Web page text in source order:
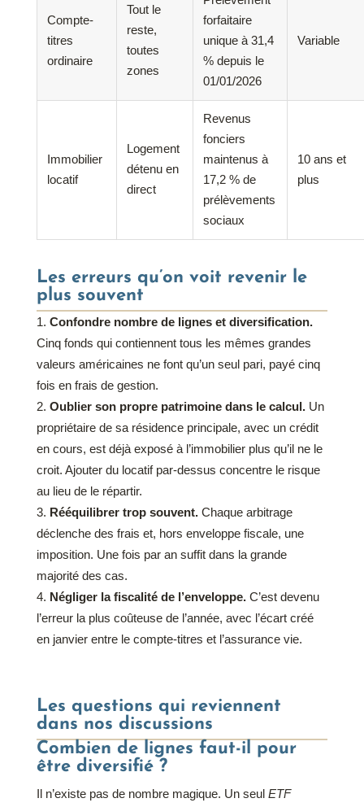
Compte-
titres
ordinaire
Tout le
reste,
toutes
zones
forfaitaire
unique à 31,4
% depuis le
01/01/2026
Variable
Immobilier
locatif
Logement
détenu en
direct
Revenus
fonciers
maintenus à
17,2 % de
prélèvements
sociaux
10 ans et
plus
Les erreurs qu’on voit revenir le
plus souvent
Confondre nombre de lignes et diversification.
Cinq fonds qui contiennent tous les mêmes grandes
valeurs américaines ne font qu’un seul pari, payé cinq
fois en frais de gestion.
Oublier son propre patrimoine dans le calcul.Un
propriétaire de sa résidence principale, avec un crédit
en cours, est déjà exposé à l’immobilier plus qu’il ne le
croit. Ajouter du locatif par-dessus concentre le risque
au lieu de le répartir.
Rééquilibrer trop souvent.Chaque arbitrage
déclenche des frais et, hors enveloppe fiscale, une
imposition. Une fois par an suffit dans la grande
majorité des cas.
Négliger la fiscalité de l’enveloppe.C’est devenu
l’erreur la plus coûteuse de l’année, avec l’écart créé
en janvier entre le compte-titres et l’assurance vie.
Les questions qui reviennent
dans nos discussions
Combien de lignes faut-il pour
être diversifié ?
Il n’existe pas de nombre magique. Un seul ETF